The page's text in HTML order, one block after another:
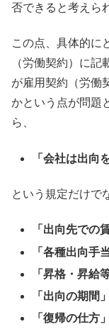
否できると考えら
この点、具体的に
（労働契約）に
が雇用契約（労働
かという点が問題
ら、
「会社は出向
という規定だけで
「出向先での
「各種出向手
「昇格・昇給
「出向の期間」
「復帰の仕方」